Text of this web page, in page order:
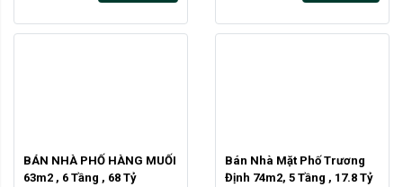
BÁN NHÀ PHỐ HÀNG MUỐI
63m2 , 6 Tầng , 68 Tỷ
Bán Nhà Mặt Phố Trương
Định 74m2, 5 Tầng , 17.8 Tỷ